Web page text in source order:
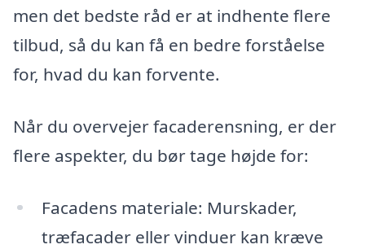
men det bedste råd er at indhente flere
tilbud, så du kan få en bedre forståelse
for, hvad du kan forvente.
Når du overvejer facaderensning, er der
flere aspekter, du bør tage højde for:
Facadens materiale: Murskader,
træfacader eller vinduer kan kræve